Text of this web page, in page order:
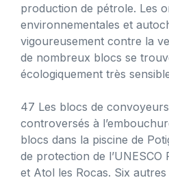
production de pétrole. Les
environnementales et
vigoureusement contre la
de nombreux blocs se
écologiquement très
47 Les blocs de
controversés à
blocs dans la piscine de
de protection de
et Atol les Rocas. Six